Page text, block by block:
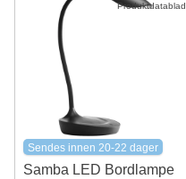
Produktdatablad
Sendes innen 20-22 dager
Samba LED Bordlampe